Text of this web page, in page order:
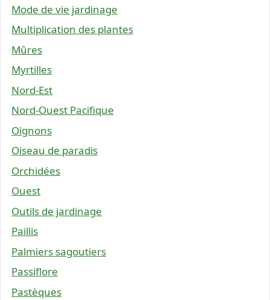
Mode de vie jardinage
Multiplication des plantes
Mûres
Myrtilles
Nord-Est
Nord-Ouest Pacifique
Oignons
Oiseau de paradis
Orchidées
Ouest
Outils de jardinage
Paillis
Palmiers sagoutiers
Passiflore
Pastèques